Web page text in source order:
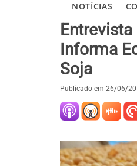
NOTÍCIAS
Informa
Soja
Publicado em 26/06/